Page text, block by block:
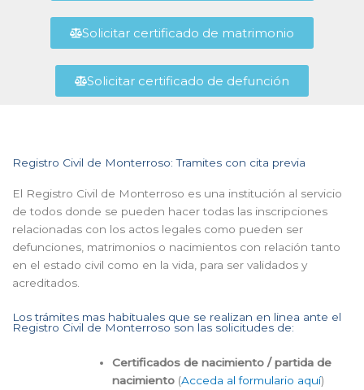
Solicitar certificado de matrimonio
Solicitar certificado de defunción
Registro Civil de Monterroso: Tramites con cita previa
El Registro Civil de Monterroso es una institución al servicio
de todos donde se pueden hacer todas las inscripciones
relacionadas con los actos legales como pueden ser
defunciones, matrimonios o nacimientos con relación tanto
en el estado civil como en la vida, para ser validados y
acreditados.
Los trámites mas habituales que se realizan en linea ante el
Registro Civil de Monterroso son las solicitudes de:
Certificados de nacimiento / partida de
nacimiento (Acceda al formulario aquí)